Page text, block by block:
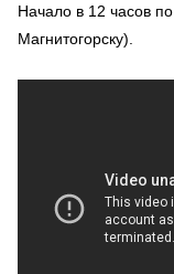
Начало в 12 часов
Магнитогорску).